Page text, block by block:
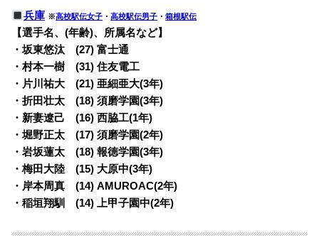
兵庫 ※高校駅伝女子 ・高校駅伝男子 ・箱根駅伝
【選手名、(年齢)、所属名など】
・坂東悠汰 (27) 富士通
・村本一樹 (31) 住友電工
・片川祐大 (21) 亜細亜大(3年)
・折田壮太 (18) 須磨学園(3年)
・新妻遼己 (16) 西脇工(1年)
・堀野正太 (17) 須磨学園(2年)
・岩坂蓮太 (18) 報徳学園(3年)
・梅田大陸 (15) 大原中(3年)
・岸本周真 (14) AMUROAC(2年)
・稲垣翔馴 (14) 上甲子園中(2年)